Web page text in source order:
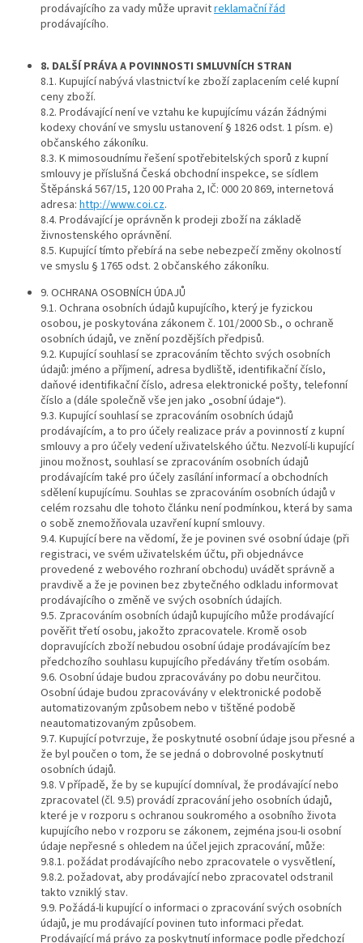
prodávajícího za vady může upravitreklamační řád
prodávajícího.
8. DALŠÍ PRÁVA A POVINNOSTI SMLUVNÍCH STRAN
8.1. Kupující nabývá vlastnictví ke zboží zaplacením celé kupní
ceny zboží.
8.2. Prodávající není ve vztahu ke kupujícímu vázán žádnými
kodexy chování ve smyslu ustanovení § 1826 odst. 1 písm. e)
občanského zákoníku.
8.3. K mimosoudnímu řešení spotřebitelských sporů z kupní
smlouvy je příslušná Česká obchodní inspekce, se sídlem
Štěpánská 567/15, 120 00 Praha 2, IČ: 000 20 869, internetová
adresa: http://www.coi.cz.
8.4. Prodávající je oprávněn k prodeji zboží na základě
živnostenského oprávnění.
8.5. Kupující tímto přebírá na sebe nebezpečí změny okolností
ve smyslu § 1765 odst. 2 občanského zákoníku.
9. OCHRANA OSOBNÍCH ÚDAJŮ
9.1. Ochrana osobních údajů kupujícího, který je fyzickou
osobou, je poskytována zákonem č. 101/2000 Sb., o ochraně
osobních údajů, ve znění pozdějších předpisů.
9.2. Kupující souhlasí se zpracováním těchto svých osobních
údajů: jméno a příjmení, adresa bydliště, identifikační číslo,
daňové identifikační číslo, adresa elektronické pošty, telefonní
číslo a (dále společně vše jen jako „osobní údaje“).
9.3. Kupující souhlasí se zpracováním osobních údajů
prodávajícím, a to pro účely realizace práv a povinností z kupní
smlouvy a pro účely vedení uživatelského účtu. Nezvolí-li kupující
jinou možnost, souhlasí se zpracováním osobních údajů
prodávajícím také pro účely zasílání informací a obchodních
sdělení kupujícímu. Souhlas se zpracováním osobních údajů v
celém rozsahu dle tohoto článku není podmínkou, která by sama
o sobě znemožňovala uzavření kupní smlouvy.
9.4. Kupující bere na vědomí, že je povinen své osobní údaje (při
registraci, ve svém uživatelském účtu, při objednávce
provedené z webového rozhraní obchodu) uvádět správně a
pravdivě a že je povinen bez zbytečného odkladu informovat
prodávajícího o změně ve svých osobních údajích.
9.5. Zpracováním osobních údajů kupujícího může prodávající
pověřit třetí osobu, jakožto zpracovatele. Kromě osob
dopravujících zboží nebudou osobní údaje prodávajícím bez
předchozího souhlasu kupujícího předávány třetím osobám.
9.6. Osobní údaje budou zpracovávány po dobu neurčitou.
Osobní údaje budou zpracovávány v elektronické podobě
automatizovaným způsobem nebo v tištěné podobě
neautomatizovaným způsobem.
9.7. Kupující potvrzuje, že poskytnuté osobní údaje jsou přesné a
že byl poučen o tom, že se jedná o dobrovolné poskytnutí
osobních údajů.
9.8. V případě, že by se kupující domníval, že prodávající nebo
zpracovatel (čl. 9.5) provádí zpracování jeho osobních údajů,
které je v rozporu s ochranou soukromého a osobního života
kupujícího nebo v rozporu se zákonem, zejména jsou-li osobní
údaje nepřesné s ohledem na účel jejich zpracování, může:
9.8.1. požádat prodávajícího nebo zpracovatele o vysvětlení,
9.8.2. požadovat, aby prodávající nebo zpracovatel odstranil
takto vzniklý stav.
9.9. Požádá-li kupující o informaci o zpracování svých osobních
údajů, je mu prodávající povinen tuto informaci předat.
Prodávající má právo za poskytnutí informace podle předchozí